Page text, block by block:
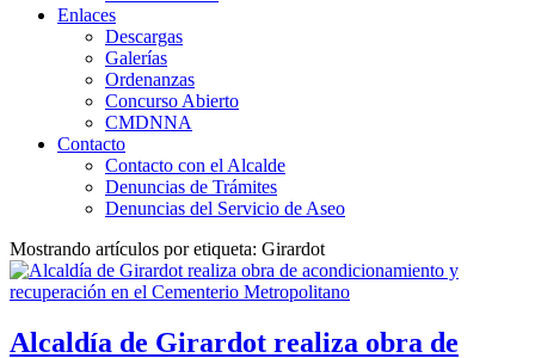
Enlaces
Descargas
Galerías
Ordenanzas
Concurso Abierto
CMDNNA
Contacto
Contacto con el Alcalde
Denuncias de Trámites
Denuncias del Servicio de Aseo
Mostrando artículos por etiqueta: Girardot
Alcaldía de Girardot realiza obra de